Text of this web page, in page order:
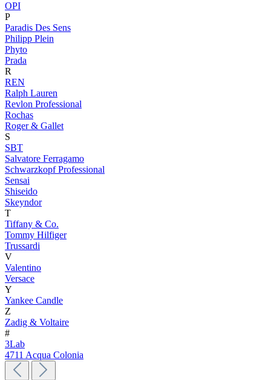
OPI
P
Paradis Des Sens
Philipp Plein
Phyto
Prada
R
REN
Ralph Lauren
Revlon Professional
Rochas
Roger & Gallet
S
SBT
Salvatore Ferragamo
Schwarzkopf Professional
Sensai
Shiseido
Skeyndor
T
Tiffany & Co.
Tommy Hilfiger
Trussardi
V
Valentino
Versace
Y
Yankee Candle
Z
Zadig & Voltaire
#
3Lab
4711 Acqua Colonia